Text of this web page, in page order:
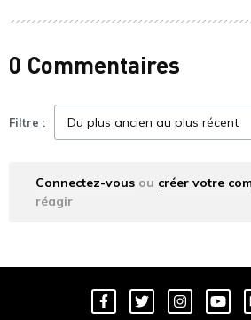
0 Commentaires
Filtre :
Connectez-vous ou créer votre
réagir